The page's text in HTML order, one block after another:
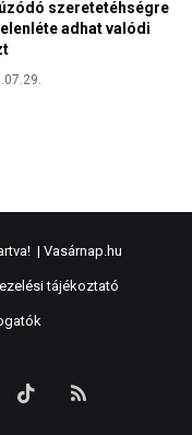
| Vasárnap.hu
tájékoztató
TikTok